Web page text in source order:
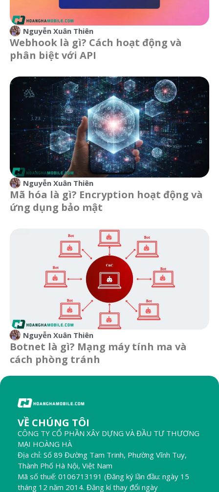
Nguyễn Xuân Thiên
Webhook là gì? Cách hoạt động và
phân biệt với API
Nguyễn Xuân Thiên
Mã hóa là gì? Encryption hoạt động và
ứng dụng bảo mật
Nguyễn Xuân Thiên
Botnet là gì? Mạng máy tính ma và
cách phòng tránh
VỀ CHÚNG TÔI
CÔNG TY CỔ PHẦN XÂY DỰNG VÀ ĐẦU TƯ THƯƠNG
MẠI HOÀNG HÀ
Địa chỉ: Số 89 Đường Tam Trinh, Phường Vĩnh Tuy,
Thành Phố Hà Nội, Việt Nam
Mã số thuế: 0106713191 (Đăng ký lần đầu: ngày 15
tháng 12 năm 2014. Đăng kí thay đổi ngày